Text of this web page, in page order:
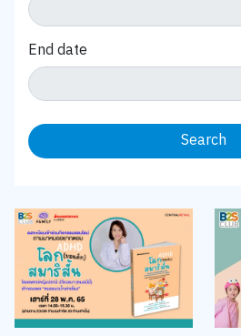
End date
Search